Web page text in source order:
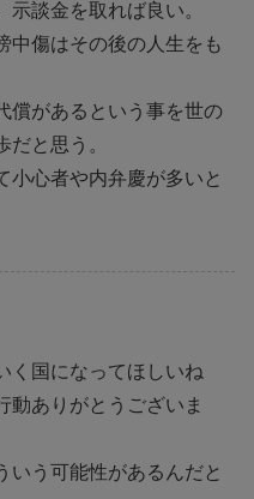
示談金を取れば良い。
中傷はその後の人生をも
償があるという事を世の
と思う。
小心者や内弁慶が多いと
く国になってほしいね
動ありがとうございま
いう可能性があるんだと